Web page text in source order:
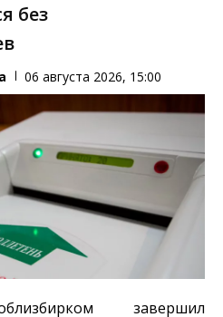
без
06 августа 2026, 15:00
завершил